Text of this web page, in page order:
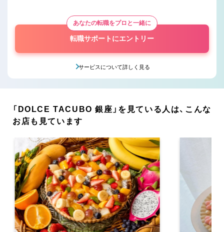
あなたの転職をプロと一緒に
転職サポートにエントリー
サービスについて詳しく見る
「DOLCE TACUBO 銀座」を見ている人は、こんな
お店も見ています